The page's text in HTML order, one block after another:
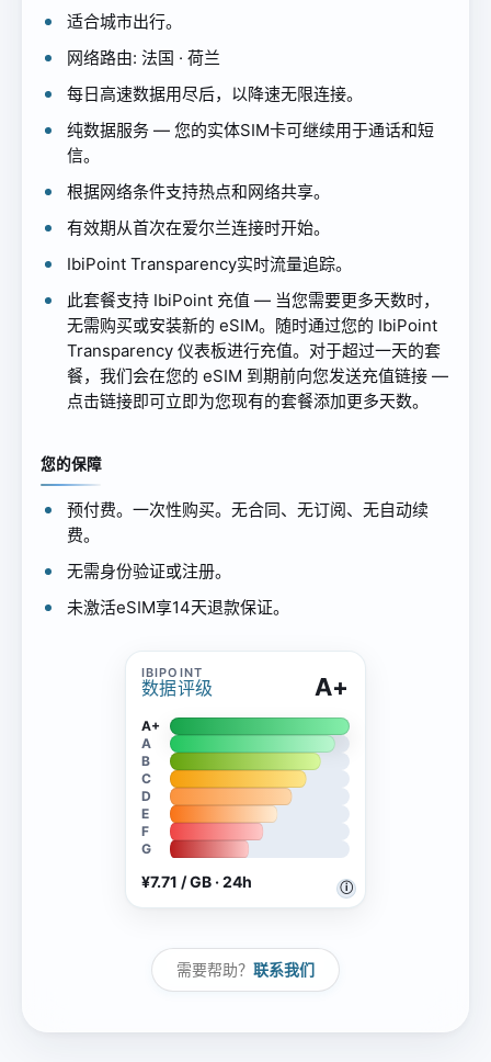
适合城市出行。
网络路由: 法国 · 荷兰
每日高速数据用尽后，以降速无限连接。
纯数据服务 — 您的实体SIM卡可继续用于通话和短
信。
根据网络条件支持热点和网络共享。
有效期从首次在爱尔兰连接时开始。
IbiPoint Transparency实时流量追踪。
此套餐支持 IbiPoint 充值 — 当您需要更多天数时，
无需购买或安装新的 eSIM。随时通过您的 IbiPoint
Transparency 仪表板进行充值。对于超过一天的套
餐，我们会在您的 eSIM 到期前向您发送充值链接 —
点击链接即可立即为您现有的套餐添加更多天数。
您的保障
预付费。一次性购买。无合同、无订阅、无自动续
费。
无需身份验证或注册。
未激活eSIM享14天退款保证。
数据评级
ⓘ
A+
A+
A
B
C
D
E
F
G
¥7.71 / GB · 24h
需要帮助？ 联系我们